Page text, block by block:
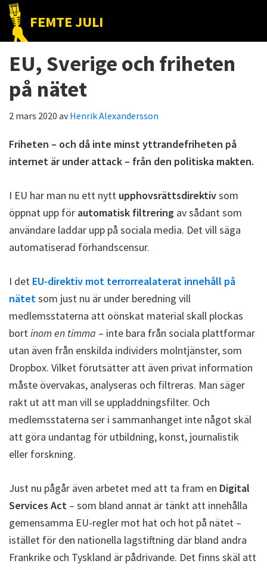
Hoppa
huvudnavigering
Hoppa
huvudinnehåll
Hoppa
det
primära
sidofältet
FEMTE JULI
Nätet
till
folket!
EU, Sverige och friheten
på nätet
2 mars 2020 avHenrik Alexandersson
Friheten – och då inte minst yttrandefriheten på
internet är under attack – från den politiska makten.
I EU har man nu ett nytt upphovsrättsdirektivsom
öppnat upp för automatisk filtrering av sådant som
användare laddar upp på sociala media. Det vill säga
automatiserad förhandscensur.
I det EU-direktiv mot terrorrealaterat innehåll på
nätetsom just nu är under beredning vill
medlemsstaterna att oönskat material skall plockas
bortinom en timma – inte bara från sociala plattformar
utan även från enskilda individers molntjänster, som
Dropbox. Vilket förutsätter att även privat information
måste övervakas, analyseras och filtreras. Man säger
rakt ut att man vill se uppladdningsfilter. Och
medlemsstaterna ser i sammanhanget inte något skäl
att göra undantag för utbildning, konst, journalistik
eller forskning.
Just nu pågår även arbetet med att ta fram en Digital
Services Act – som bland annat är tänkt att innehålla
gemensamma EU-regler mot hat och hot på nätet –
istället för den nationella lagstiftning där bland andra
Frankrike och Tyskland är pådrivande. Det finns skäl att